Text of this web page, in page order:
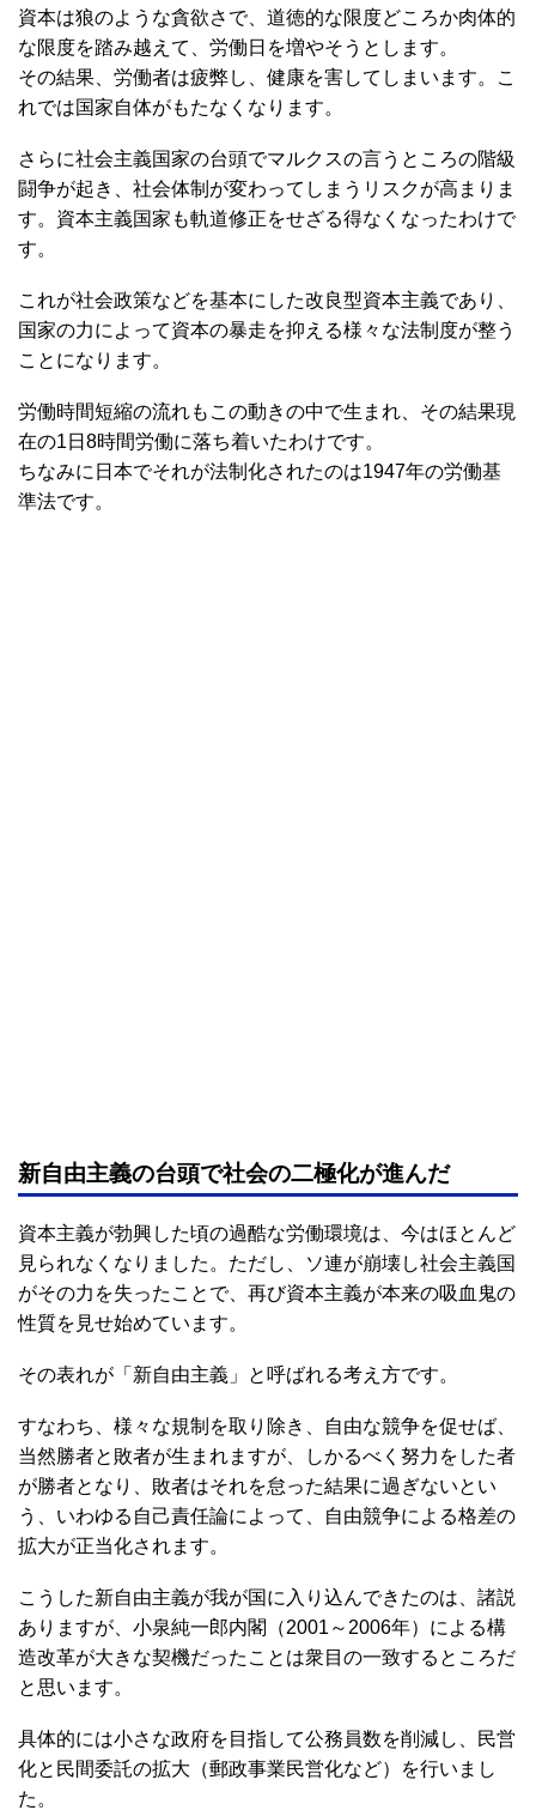
資本は狼のような貪欲さで、道徳的な限度どころか肉体的
な限度を踏み越えて、労働日を増やそうとします。
その結果、労働者は疲弊し、健康を害してしまいます。こ
れでは国家自体がもたなくなります。
さらに社会主義国家の台頭でマルクスの言うところの階級
闘争が起き、社会体制が変わってしまうリスクが高まりま
す。資本主義国家も軌道修正をせざる得なくなったわけで
す。
これが社会政策などを基本にした改良型資本主義であり、
国家の力によって資本の暴走を抑える様々な法制度が整う
ことになります。
労働時間短縮の流れもこの動きの中で生まれ、その結果現
在の1日8時間労働に落ち着いたわけです。
ちなみに日本でそれが法制化されたのは1947年の労働基
準法です。
新自由主義の台頭で社会の二極化が進んだ
資本主義が勃興した頃の過酷な労働環境は、今はほとんど
見られなくなりました。ただし、ソ連が崩壊し社会主義国
がその力を失ったことで、再び資本主義が本来の吸血鬼の
性質を見せ始めています。
その表れが「新自由主義」と呼ばれる考え方です。
すなわち、様々な規制を取り除き、自由な競争を促せば、
当然勝者と敗者が生まれますが、しかるべく努力をした者
が勝者となり、敗者はそれを怠った結果に過ぎないとい
う、いわゆる自己責任論によって、自由競争による格差の
拡大が正当化されます。
こうした新自由主義が我が国に入り込んできたのは、諸説
ありますが、小泉純一郎内閣（2001～2006年）による構
造改革が大きな契機だったことは衆目の一致するところだ
と思います。
具体的には小さな政府を目指して公務員数を削減し、民営
化と民間委託の拡大（郵政事業民営化など）を行いまし
た。